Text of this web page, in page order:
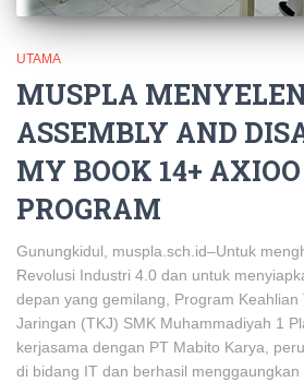
UTAMA
MUSPLA
ASSEMBLY AND
MY BOOK 14+
PROGRAM
Gunungkidul, muspla.sch.id–Untuk
Revolusi Industri 4.0 dan untuk
depan yang gemilang, Program Keahlian
Jaringan (TKJ) SMK Muhammadiyah 1
kerjasama dengan PT Mabito Karya,
di bidang IT dan berhasil